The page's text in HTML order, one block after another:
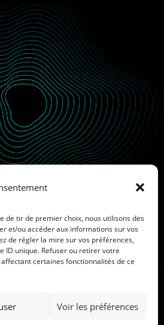
de tir de premier choix, nous utilisons des
et/ou accéder aux informations sur vos
de régler la mire sur vos préférences,
ID unique. Refuser ou retirer votre
certaines fonctionnalités de ce
Voir les préférences
Cookie Policy